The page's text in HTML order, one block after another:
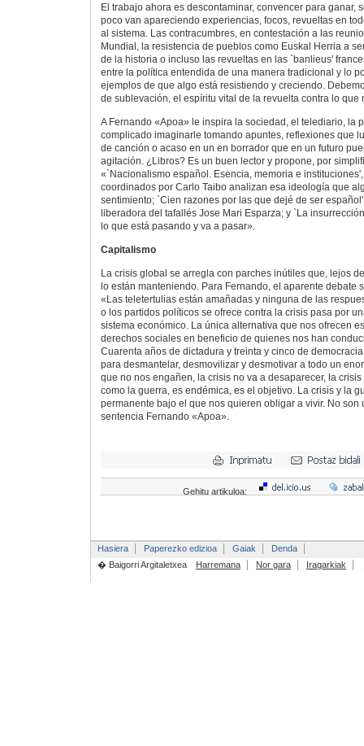
El trabajo ahora es descontaminar, convencer para ganar,
poco van apareciendo experiencias, focos, revueltas en
al sistema. Las contracumbres, en contestación a las
Mundial, la resistencia de pueblos como Euskal Herria a
de la historia o incluso las revueltas en las `banlieus'
entre la política entendida de una manera tradicional y lo
ejemplos de que algo está resistiendo y creciendo.
de sublevación, el espíritu vital de la revuelta contra lo que
A Fernando «Apoa» le inspira la sociedad, el telediario, la
complicado imaginarle tomando apuntes, reflexiones que
de canción o acaso en un en borrador que en un futuro
agitación. ¿Libros? Es un buen lector y propone, por
«`Nacionalismo español. Esencia, memoria e
coordinados por Carlo Taibo analizan esa ideología que
sentimiento; `Cien razones por las que dejé de ser
liberadora del tafallés Jose Mari Esparza; y `La
lo que está pasando y va a pasar».
Capitalismo
La crisis global se arregla con parches inútiles que, lejos
lo están manteniendo. Para Fernando, el aparente debate
«Las teletertulias están amañadas y ninguna de las
o los partidos políticos se ofrece contra la crisis pasa por
sistema económico. La única alternativa que nos ofrecen
derechos sociales en beneficio de quienes nos han
Cuarenta años de dictadura y treinta y cinco de
para desmantelar, desmovilizar y desmotivar a todo un
que no nos engañen, la crisis no va a desaparecer, la
como la guerra, es endémica, es el objetivo. La crisis y la
permanente bajo el que nos quieren obligar a vivir. No son
sentencia Fernando «Apoa».
Gehitu artikuloa:
Hasiera Paperezko edizioa Gaiak
Denda
� Baigorri Argitaletxea
Harremana Nor gara Iragarkiak